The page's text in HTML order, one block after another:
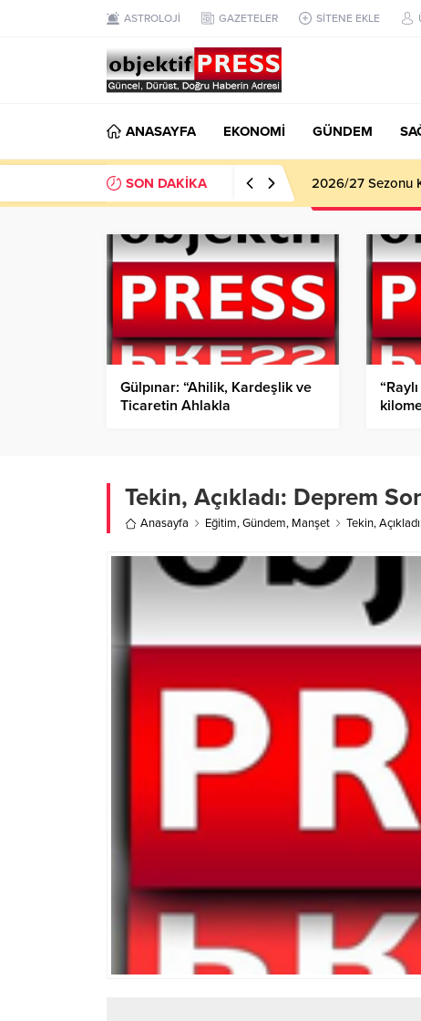
ASTROLOJİ GAZETELER SİTENE EKLE
ANASAYFA EKONOMİ GÜNDEM
SON DAKİKA 2026/27 Sezonu
Gülpınar: “Ahilik, Kardeşlik ve
Ticaretin Ahlakla
Tekin, Açıkladı: Deprem
Anasayfa Eğitim,Gündem, Manşet Tekin,